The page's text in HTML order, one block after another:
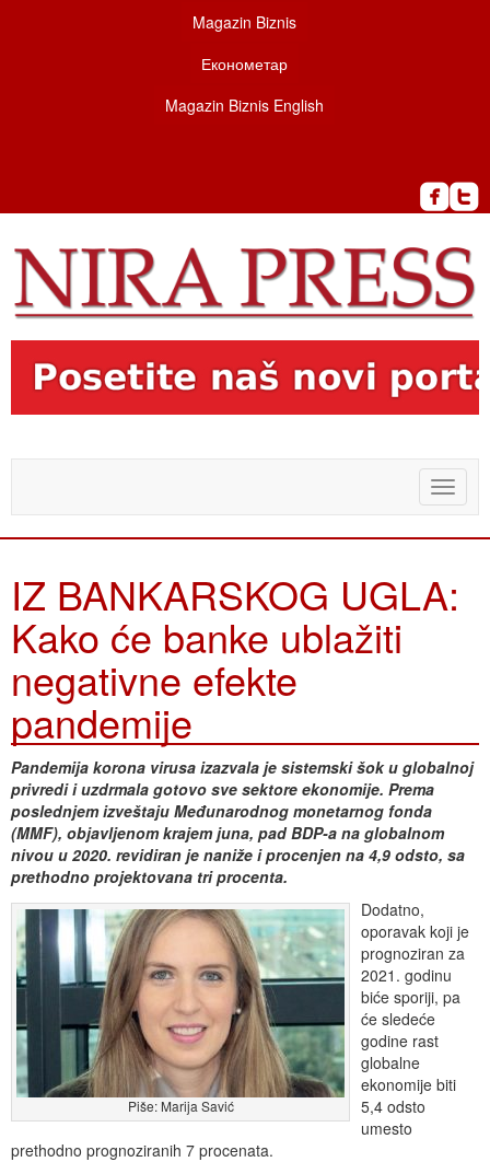
Magazin Biznis
Економетар
Magazin Biznis English
Toggle
IZ BANKARSKOG UGLA:
Kako će banke ublažiti
negativne efekte
pandemije
Pandemija korona virusa izazvala je sistemski šok u globalnoj
privredi i uzdrmala gotovo sve sektore ekonomije. Prema
poslednjem izveštaju Međunarodnog monetarnog fonda
(MMF), objavljenom krajem juna, pad BDP-a na globalnom
nivou u 2020. revidiran je naniže i procenjen na 4,9 odsto, sa
prethodno projektovana tri procenta.
Piše: Marija Savić
Dodatno,
oporavak koji je
prognoziran za
2021. godinu
biće sporiji, pa
će sledeće
godine rast
globalne
ekonomije biti
5,4 odsto
umesto
prethodno prognoziranih 7 procenata.